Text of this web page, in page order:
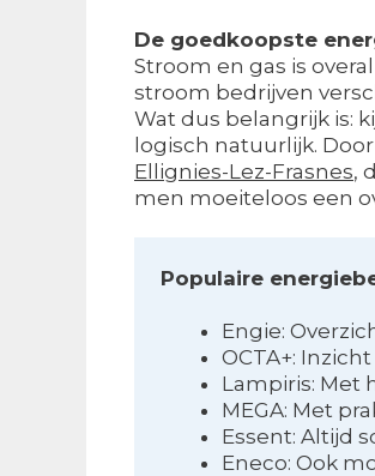
De goedkoopste
Stroom en gas is
stroom bedrijven
Wat dus belangrijk is:
logisch natuurlijk.
Ellignies-Lez-Frasnes,
men moeiteloos een
Populaire
Engie:
OCTA+:
Lampiris: Met
MEGA: Met
Essent: Altijd
Eneco: Ook